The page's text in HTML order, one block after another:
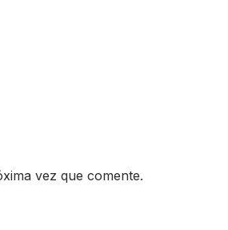
vez que comente.